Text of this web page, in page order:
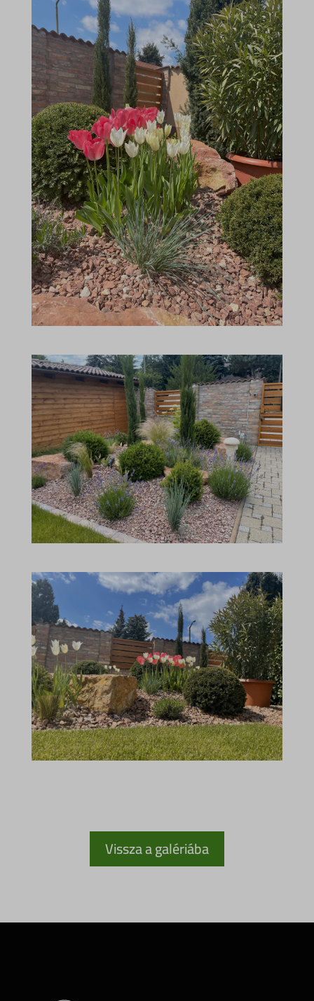
Vissza a galériába
pysTrafficSource
analytics.google.com
region1.analytics.google.com
region1.google-analytics.com
stats.g.doubleclick.net
www.google-analytics.com
www.googletagmanager.com
www.google.ch
www.google.com.ng
www.google.cz
www.google.de
www.google.es
www.google.hu
www.google.it
www.google.pl
www.google.rs
www.google.sk